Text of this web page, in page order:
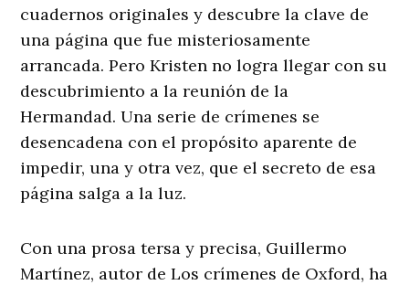
cuadernos originales y descubre la clave de
una página que fue misteriosamente
arrancada. Pero Kristen no logra llegar con su
descubrimiento a la reunión de la
Hermandad. Una serie de crímenes se
desencadena con el propósito aparente de
impedir, una y otra vez, que el secreto de esa
página salga a la luz.
Con una prosa tersa y precisa, Guillermo
Martínez, autor de Los crímenes de Oxford, ha